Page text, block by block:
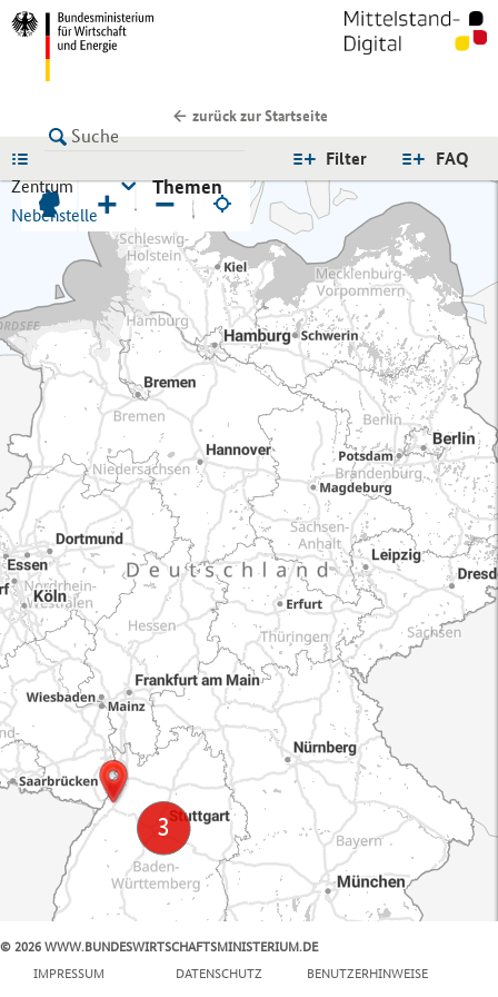
zurück zur Startseite
FAQ
Filter
Zentrum
Nebenstelle
Themen
+ −
© 2026 WWW.BUNDESWIRTSCHAFTSMINISTERIUM.DE
IMPRESSUM
DATENSCHUTZ BENUTZERHINWEISE